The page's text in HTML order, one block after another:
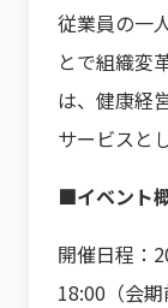
従業員の一
とで組織変
は、健康経
サービスと
■イベント
開催日程：
18:00（会